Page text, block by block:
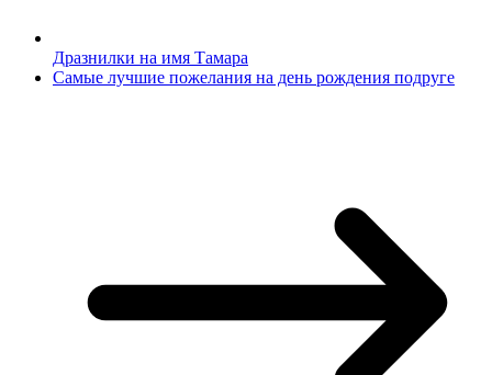
Дразнилки на имя Тамара
Самые лучшие пожелания на день рождения подруге